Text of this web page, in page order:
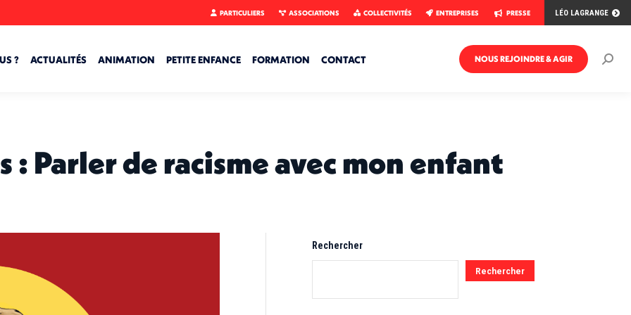
PARTICULIERS ASSOCIATIONS COLLECTIVITÉS ENTREPRISES PRESSE LÉO LAGRANGE
? ACTUALITÉS ANIMATION PETITE ENFANCE FORMATION CONTACT NOUS REJOINDRE & AGIR
: Parler de racisme avec mon enfant
Rechercher
Rechercher